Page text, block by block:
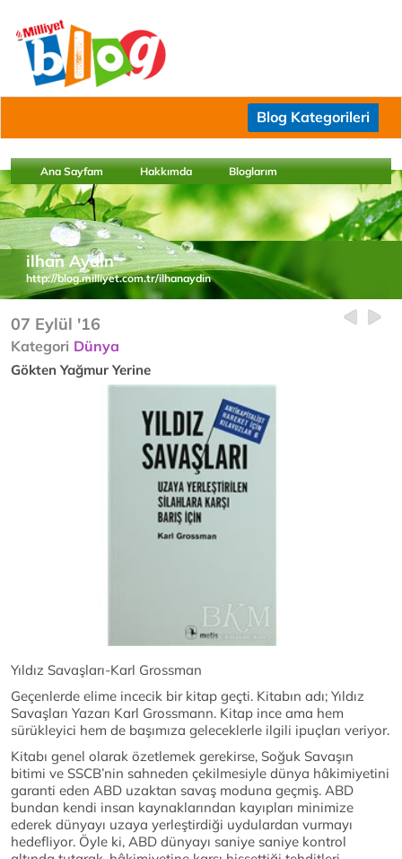
Blog Kategorileri
Ana Sayfam Hakkımda Bloglarım
ilhan Aydın
http://blog.milliyet.com.tr/ilhanaydin
07 Eylül '16
Kategori Dünya
Gökten Yağmur Yerine
Yıldız Savaşları-Karl Grossman
Geçenlerde elime incecik bir kitap geçti. Kitabın adı; Yıldız
Savaşları Yazarı Karl Grossmann. Kitap ince ama hem
sürükleyici hem de başımıza geleceklerle ilgili ipuçları veriyor.
Kitabı genel olarak özetlemek gerekirse, Soğuk Savaşın
bitimi ve SSCB’nin sahneden çekilmesiyle dünya hâkimiyetini
garanti eden ABD uzaktan savaş moduna geçmiş. ABD
bundan kendi insan kaynaklarından kayıpları minimize
ederek dünyayı uzaya yerleştirdiği uydulardan vurmayı
hedefliyor. Öyle ki, ABD dünyayı saniye saniye kontrol